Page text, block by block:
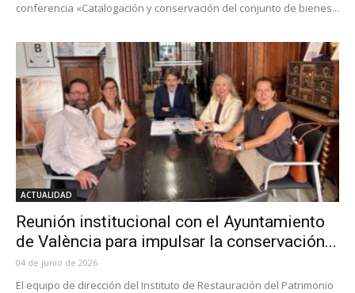
conferencia «Catalogación y conservación del conjunto de bienes...
ACTUALIDAD
Reunión institucional con el Ayuntamiento
de València para impulsar la conservación...
04 de junio de 2026
El equipo de dirección del Instituto de Restauración del Patrimonio